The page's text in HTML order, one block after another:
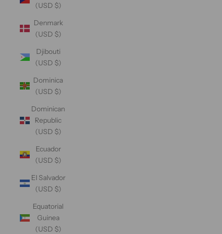
(USD $)
Denmark
(USD $)
Djibouti
(USD $)
Dominica
(USD $)
Dominican
Republic
(USD $)
Ecuador
(USD $)
El Salvador
(USD $)
Equatorial
Guinea
(USD $)